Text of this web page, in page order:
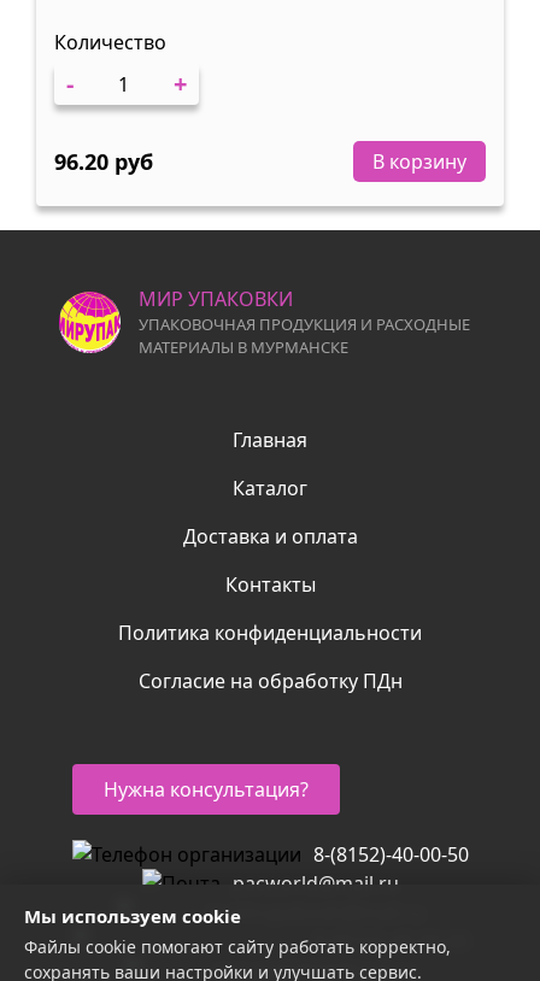
Количество
- +
96.20 руб В корзину
Мы используем cookie
Файлы cookie помогают сайту работать корректно,
сохранять ваши настройки и улучшать сервис.
МИР УПАКОВКИ
УПАКОВОЧНАЯ ПРОДУКЦИЯ И РАСХОДНЫЕ
МАТЕРИАЛЫ В МУРМАНСКЕ
Главная
Каталог
Доставка и оплата
Контакты
Политика конфиденциальности
Согласие на обработку ПДн
Нужна консультация?
8-(8152)-40-00-50
pacworld@mail.ru
m.mirupakovki@mail.ru
8-(8152)-40-00-60
mirupak2016@mail.ru